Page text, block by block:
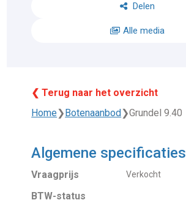
Delen
Alle media
❮ Terug naar het overzicht
Home❯ Botenaanbod ❯Grundel 9.40
Algemene specificaties
Vraagprijs Verkocht
BTW-status